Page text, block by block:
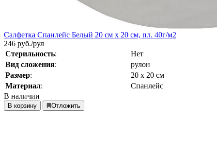
Салфетка Спанлейс Белый 20 см х 20 см, пл. 40г/м2
246 руб./рул
Стерильность:
Нет
Вид сложения:
рулон
Размер:
20 х 20 см
Материал:
Спанлейс
В наличии
В корзину Отложить